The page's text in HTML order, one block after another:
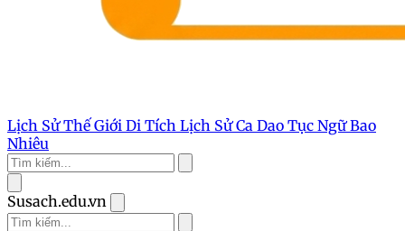
Lịch Sử Thế Giới Di Tích Lịch SửCa Dao Tục NgữBao
Nhiêu
Susach.edu.vn